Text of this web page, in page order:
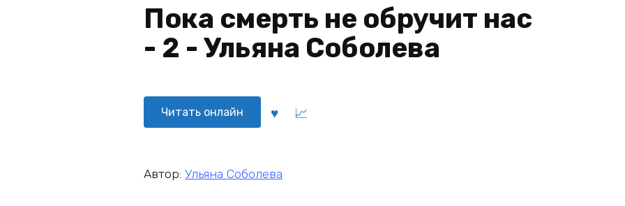
Пока смерть не обручит нас
- 2 - Ульяна Соболева
Читать онлайн
Автор: Ульяна Соболева